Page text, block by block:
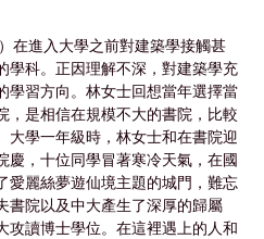
在進入大學之前對建築學接觸甚
學科。正因理解不深，對建築學充
學習方向。林女士回想當年選擇當
，是相信在規模不大的書院，比較
大學一年級時，林女士和在書院迎
慶，十位同學冒著寒冷天氣，在國
愛麗絲夢遊仙境主題的城門，難忘
書院以及中大產生了深厚的歸屬
攻讀博士學位。在這裡遇上的人和